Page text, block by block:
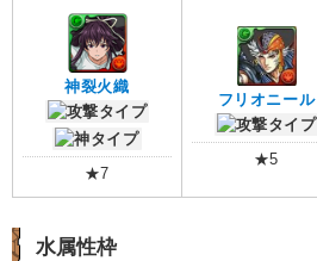
神裂火織
★7
フリオニール
★5
水属性枠